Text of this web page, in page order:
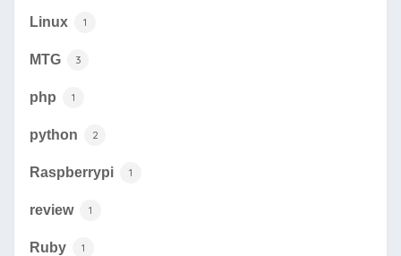
Linux 1
MTG 3
php 1
python 2
Raspberrypi 1
review 1
Ruby 1